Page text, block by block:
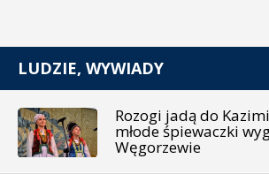
LUDZIE, WYWIADY
Rozogi jadą do
młode śpiewaczki
Węgorzewie